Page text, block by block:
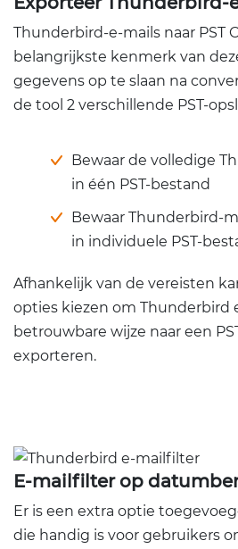
Thunderbird-e-mails naar PST
belangrijkste kenmerk van
gegevens op te slaan na
de tool 2 verschillende PST-
Bewaar de volledige
in één PST-bestand
Bewaar Thunderbird-
in individuele PST-
Afhankelijk van de vereisten
opties kiezen om Thunderbird
betrouwbare wijze naar een
exporteren.
E-mailfilter op
Er is een extra optie
die handig is voor gebruikers